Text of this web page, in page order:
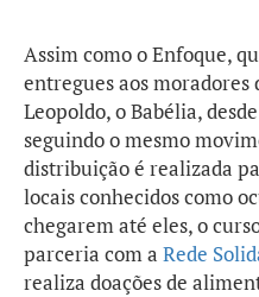
Assim como o Enfoque,
entregues aos moradores
Leopoldo, o Babélia,
seguindo o mesmo
distribuição é realizada
locais conhecidos como
chegarem até eles, o
parceria com a Rede
realiza doações de